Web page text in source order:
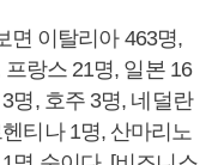
면 이탈리아 463명,
랑스 21명, 일본 16
명, 호주 3명, 네덜란
티나 1명, 산마리노